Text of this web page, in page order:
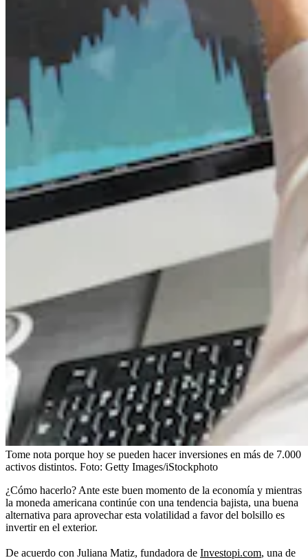
Tome nota porque hoy se pueden hacer inversiones en más de 7.000
activos distintos. Foto: Getty Images/iStockphoto
¿Cómo hacerlo? Ante este buen momento de la economía y mientras
la moneda americana continúe con una tendencia bajista, una buena
alternativa para aprovechar esta volatilidad a favor del bolsillo es
invertir en el exterior.
De acuerdo con Juliana Matiz, fundadora de Investopi.com, una de